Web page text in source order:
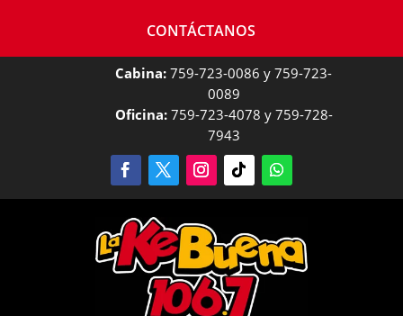
CONTÁCTANOS
Cabina: 759-723-0086 y 759-723-
0089
Oficina:759-723-4078 y 759-728-
7943